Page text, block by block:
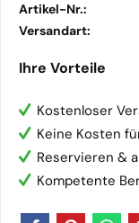
Artikel-Nr.:
Versandart:
Ihre Vorteile
Kostenloser
Keine Kosten
Reservieren &
Kompetente